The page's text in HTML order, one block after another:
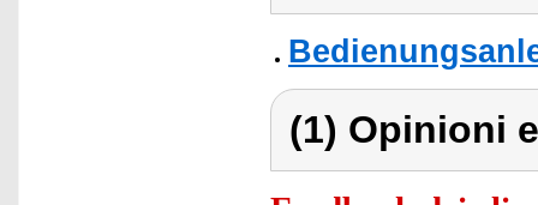
(1) Opinioni